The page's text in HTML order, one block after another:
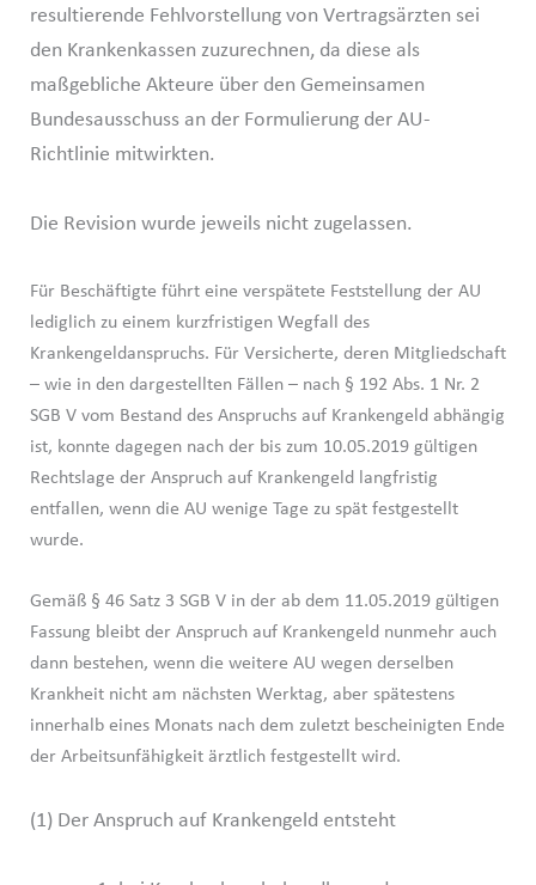
resultierende Fehlvorstellung von Vertragsärzten sei
den Krankenkassen zuzurechnen, da diese als
maßgebliche Akteure über den Gemeinsamen
Bundesausschuss an der Formulierung der AU-
Richtlinie mitwirkten.
Die Revision wurde jeweils nicht zugelassen.
Für Beschäftigte führt eine verspätete Feststellung der AU
lediglich zu einem kurzfristigen Wegfall des
Krankengeldanspruchs. Für Versicherte, deren Mitgliedschaft
– wie in den dargestellten Fällen – nach § 192 Abs. 1 Nr. 2
SGB V vom Bestand des Anspruchs auf Krankengeld abhängig
ist, konnte dagegen nach der bis zum 10.05.2019 gültigen
Rechtslage der Anspruch auf Krankengeld langfristig
entfallen, wenn die AU wenige Tage zu spät festgestellt
wurde.
Gemäß § 46 Satz 3 SGB V in der ab dem 11.05.2019 gültigen
Fassung bleibt der Anspruch auf Krankengeld nunmehr auch
dann bestehen, wenn die weitere AU wegen derselben
Krankheit nicht am nächsten Werktag, aber spätestens
innerhalb eines Monats nach dem zuletzt bescheinigten Ende
der Arbeitsunfähigkeit ärztlich festgestellt wird.
(1) Der Anspruch auf Krankengeld entsteht